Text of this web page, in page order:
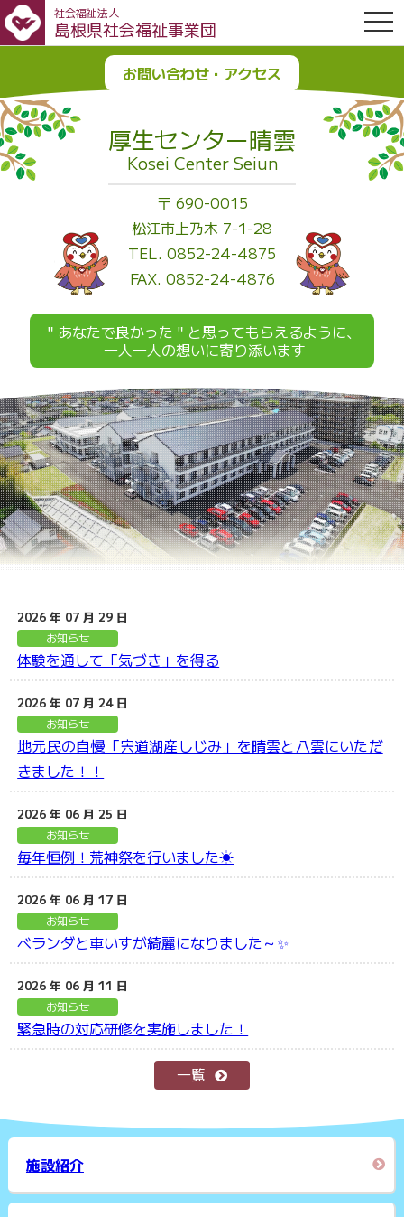
社会福祉法人
島根県社会福祉事業団
お問い合わせ・アクセス
厚生センター晴雲
Kosei Center Seiun
〒 690-0015
松江市上乃木 7-1-28
TEL. 0852-24-4875
FAX. 0852-24-4876
＂あなたで良かった＂と思ってもらえるように、
一人一人の想いに寄り添います
2026 年 07 月 29 日
お知らせ
体験を通して「気づき」を得る
2026 年 07 月 24 日
お知らせ
地元民の自慢「宍道湖産しじみ」を晴雲と八雲にいただ
きました！！
2026 年 06 月 25 日
お知らせ
毎年恒例！荒神祭を行いました☀
2026 年 06 月 17 日
お知らせ
ベランダと車いすが綺麗になりました～✨
2026 年 06 月 11 日
お知らせ
緊急時の対応研修を実施しました！
一覧
施設紹介